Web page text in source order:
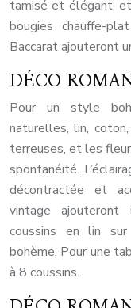
tamisé et élégant,
bougies chauffe-
Baccarat ajouteront
DÉCO
Pour un style
naturelles, lin,
terreuses, et les
spontanéité.
décontractée et
vintage ajouteront
coussins en lin sur
bohème. Pour une
à 8 coussins.